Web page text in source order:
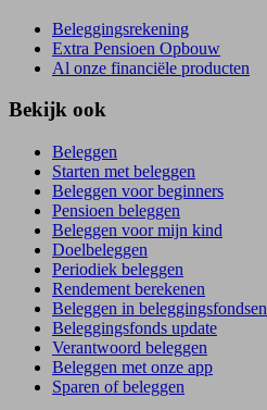
Beleggingsrekening
Extra Pensioen Opbouw
Al onze financiële producten
Bekijk ook
Beleggen
Starten met beleggen
Beleggen voor beginners
Pensioen beleggen
Beleggen voor mijn kind
Doelbeleggen
Periodiek beleggen
Rendement berekenen
Beleggen in beleggingsfondsen
Beleggingsfonds update
Verantwoord beleggen
Beleggen met onze app
Sparen of beleggen